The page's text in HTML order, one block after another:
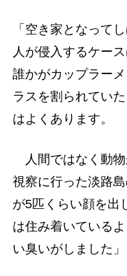
「空き家となって
人が侵入するケー
誰かがカップラー
ラスを割られてい
はよくあります。
人間ではなく動物
視察に行った淡路
が5匹くらい顔を出
は住み着いている
い臭いがしました」